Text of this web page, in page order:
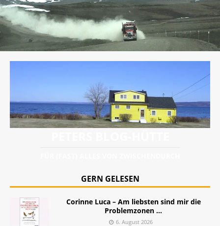
GERN GELESEN
Corinne Luca – Am liebsten sind mir die
Problemzonen …
6. August 2026